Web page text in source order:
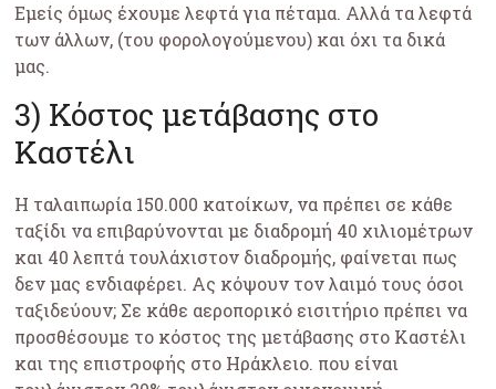
Εμείς όμως έχουμε λεφτά για πέταμα. Αλλά τα λεφτά
των άλλων, (του φορολογούμενου) και όχι τα δικά
μας.
3) Κόστος μετάβασης στο
Καστέλι
Η ταλαιπωρία 150.000 κατοίκων, να πρέπει σε κάθε
ταξίδι να επιβαρύνονται με διαδρομή 40 χιλιομέτρων
και 40 λεπτά τουλάχιστον διαδρομής, φαίνεται πως
δεν μας ενδιαφέρει. Ας κόψουν τον λαιμό τους όσοι
ταξιδεύουν; Σε κάθε αεροπορικό εισιτήριο πρέπει να
προσθέσουμε το κόστος της μετάβασης στο Καστέλι
και της επιστροφής στο Ηράκλειο. που είναι